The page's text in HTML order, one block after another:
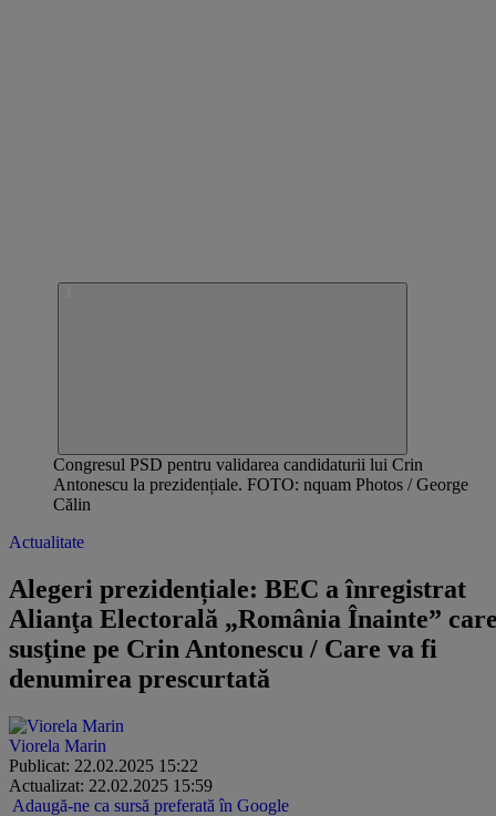
Congresul PSD pentru validarea candidaturii lui Crin
Antonescu la prezidențiale. FOTO: nquam Photos / George
Călin
Actualitate
Alegeri prezidențiale: BEC a înregistrat
Alianţa Electorală „România Înainte”
susţine pe Crin Antonescu / Care va fi
denumirea prescurtată
Viorela Marin
Publicat: 22.02.2025 15:22
Actualizat: 22.02.2025 15:59
Adaugă-ne ca sursă preferată în Google